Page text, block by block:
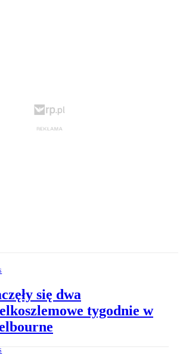
się dwa
tygodnie w